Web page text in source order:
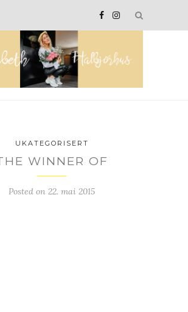
UKATEGORISERT
WINNER OF
Posted on 22. mai 2015